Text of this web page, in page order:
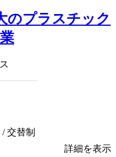
プラスチック
交替制
詳細を表示